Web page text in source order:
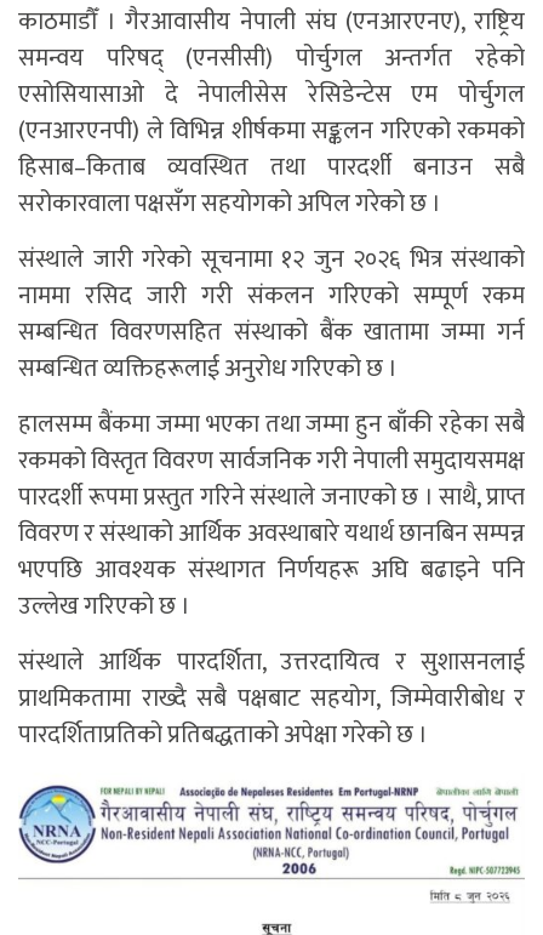
काठमाडौँ । गैरआवासीय नेपाली संघ (एनआरएनए), राष्ट्रिय
समन्वय परिषद् (एनसीसी) पोर्चुगल अन्तर्गत रहेको
एसोसियासाओ दे नेपालीसेस रेसिडेन्टेस एम पोर्चुगल
(एनआरएनपी) ले विभिन्न शीर्षकमा सङ्कलन गरिएको रकमको
हिसाब–किताब व्यवस्थित तथा पारदर्शी बनाउन सबै
सरोकारवाला पक्षसँग सहयोगको अपिल गरेको छ ।
संस्थाले जारी गरेको सूचनामा १२ जुन २०२६ भित्र संस्थाको
नाममा रसिद जारी गरी संकलन गरिएको सम्पूर्ण रकम
सम्बन्धित विवरणसहित संस्थाको बैंक खातामा जम्मा गर्न
सम्बन्धित व्यक्तिहरूलाई अनुरोध गरिएको छ ।
हालसम्म बैंकमा जम्मा भएका तथा जम्मा हुन बाँकी रहेका सबै
रकमको विस्तृत विवरण सार्वजनिक गरी नेपाली समुदायसमक्ष
पारदर्शी रूपमा प्रस्तुत गरिने संस्थाले जनाएको छ । साथै, प्राप्त
विवरण र संस्थाको आर्थिक अवस्थाबारे यथार्थ छानबिन सम्पन्न
भएपछि आवश्यक संस्थागत निर्णयहरू अघि बढाइने पनि
उल्लेख गरिएको छ ।
संस्थाले आर्थिक पारदर्शिता, उत्तरदायित्व र सुशासनलाई
प्राथमिकतामा राख्दै सबै पक्षबाट सहयोग, जिम्मेवारीबोध र
पारदर्शिताप्रतिको प्रतिबद्धताको अपेक्षा गरेको छ ।